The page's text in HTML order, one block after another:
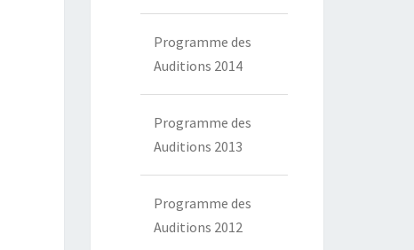
Programme des
Auditions 2014
Programme des
Auditions 2013
Programme des
Auditions 2012